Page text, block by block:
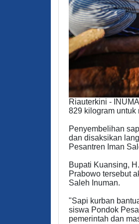
Riauterkini -
829 kilogram untuk
Penyembelihan
dan disaksikan
Pesantren Iman
Bupati Kuansing,
Prabowo tersebut
Saleh Inuman.
"Sapi kurban
siswa Pondok
pemerintah dan